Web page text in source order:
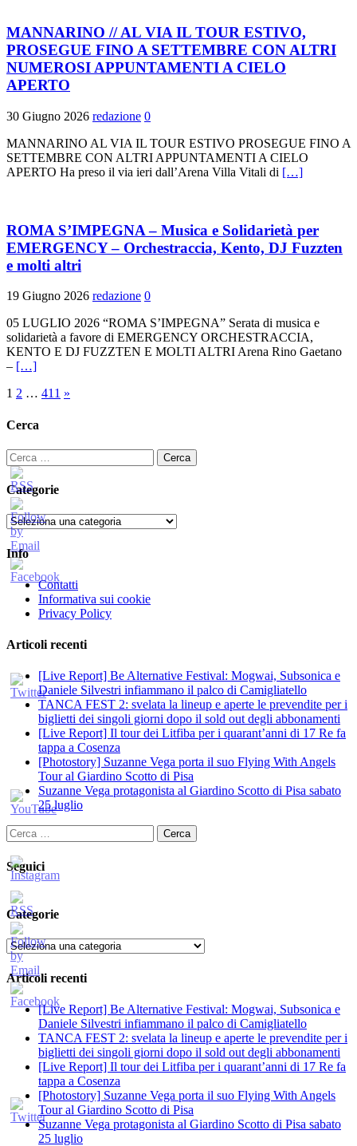
MANNARINO // AL VIA IL TOUR ESTIVO,
PROSEGUE FINO A SETTEMBRE CON ALTRI
NUMEROSI APPUNTAMENTI A CIELO
APERTO
30 Giugno 2026 redazione 0
MANNARINO AL VIA IL TOUR ESTIVO PROSEGUE FINO A
SETTEMBRE CON ALTRI APPUNTAMENTI A CIELO
APERTO Ha preso il via ieri dall’Arena Villa Vitali di […]
ROMA S’IMPEGNA – Musica e Solidarietà per
EMERGENCY – Orchestraccia, Kento, DJ Fuzzten
e molti altri
19 Giugno 2026 redazione 0
05 LUGLIO 2026 “ROMA S’IMPEGNA” Serata di musica e
solidarietà a favore di EMERGENCY ORCHESTRACCIA,
KENTO E DJ FUZZTEN E MOLTI ALTRI Arena Rino Gaetano
– […]
Paginazione
degli
1 2 … 411 »
Cerca
Ricerca
per:
Categorie
Categorie
Info
Contatti
Informativa sui cookie
Privacy Policy
Articoli recenti
[Live Report] Be Alternative Festival: Mogwai, Subsonica e
Daniele Silvestri infiammano il palco di Camigliatello
TANCA FEST 2: svelata la lineup e aperte le prevendite per i
biglietti dei singoli giorni dopo il sold out degli abbonamenti
[Live Report] Il tour dei Litfiba per i quarant’anni di 17 Re fa
tappa a Cosenza
[Photostory] Suzanne Vega porta il suo Flying With Angels
Tour al Giardino Scotto di Pisa
Suzanne Vega protagonista al Giardino Scotto di Pisa sabato
25 luglio
Ricerca
per:
Seguici
Categorie
Categorie
Articoli recenti
[Live Report] Be Alternative Festival: Mogwai, Subsonica e
Daniele Silvestri infiammano il palco di Camigliatello
TANCA FEST 2: svelata la lineup e aperte le prevendite per i
biglietti dei singoli giorni dopo il sold out degli abbonamenti
[Live Report] Il tour dei Litfiba per i quarant’anni di 17 Re fa
tappa a Cosenza
[Photostory] Suzanne Vega porta il suo Flying With Angels
Tour al Giardino Scotto di Pisa
Suzanne Vega protagonista al Giardino Scotto di Pisa sabato
25 luglio